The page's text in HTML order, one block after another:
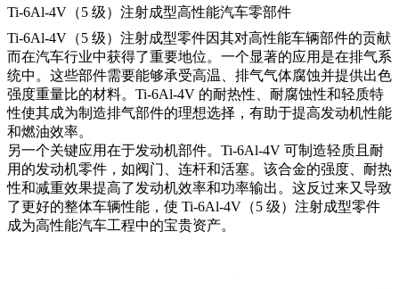
Ti-6Al-4V（5 级）注射成型高性能汽车零部件
Ti-6Al-4V（5 级）注射成型零件因其对高性能车辆部件的贡献
而在汽车行业中获得了重要地位。一个显著的应用是在排气系
统中。这些部件需要能够承受高温、排气气体腐蚀并提供出色
强度重量比的材料。Ti-6Al-4V 的耐热性、耐腐蚀性和轻质特
性使其成为制造排气部件的理想选择，有助于提高发动机性能
和燃油效率。
另一个关键应用在于发动机部件。Ti-6Al-4V 可制造轻质且耐
用的发动机零件，如阀门、连杆和活塞。该合金的强度、耐热
性和减重效果提高了发动机效率和功率输出。这反过来又导致
了更好的整体车辆性能，使 Ti-6Al-4V（5 级）注射成型零件
成为高性能汽车工程中的宝贵资产。